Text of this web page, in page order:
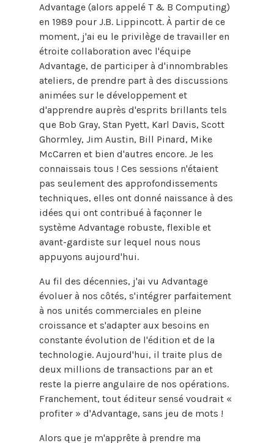
Advantage (alors appelé T & B Computing)
en 1989 pour J.B. Lippincott. À partir de ce
moment, j'ai eu le privilège de travailler en
étroite collaboration avec l'équipe
Advantage, de participer à d'innombrables
ateliers, de prendre part à des discussions
animées sur le développement et
d'apprendre auprès d'esprits brillants tels
que Bob Gray, Stan Pyett, Karl Davis, Scott
Ghormley, Jim Austin, Bill Pinard, Mike
McCarren et bien d'autres encore. Je les
connaissais tous ! Ces sessions n'étaient
pas seulement des approfondissements
techniques, elles ont donné naissance à des
idées qui ont contribué à façonner le
système Advantage robuste, flexible et
avant-gardiste sur lequel nous nous
appuyons aujourd'hui.
Au fil des décennies, j'ai vu Advantage
évoluer à nos côtés, s'intégrer parfaitement
à nos unités commerciales en pleine
croissance et s'adapter aux besoins en
constante évolution de l'édition et de la
technologie. Aujourd'hui, il traite plus de
deux millions de transactions par an et
reste la pierre angulaire de nos opérations.
Franchement, tout éditeur sensé voudrait «
profiter » d'Advantage, sans jeu de mots !
Alors que je m'apprête à prendre ma